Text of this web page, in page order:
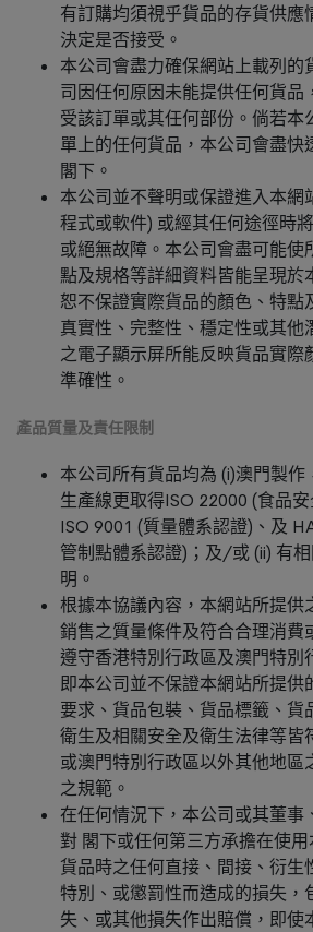
有訂購均須視乎貨品的存貨供應
決定是否接受。
本公司會盡力確保網站上載列的
司因任何原因未能提供任何貨品
受該訂單或其任何部份。倘若本
單上的任何貨品，本公司會盡快
閣下。
本公司並不聲明或保證進入本網
程式或軟件) 或經其任何途徑時
或絕無故障。本公司會盡可能使
點及規格等詳細資料皆能呈現於
恕不保證實際貨品的顏色、特點
真實性、完整性、穩定性或其他
之電子顯示屏所能反映貨品實際
準確性。
產品質量及責任限制
本公司所有貨品均為 (i)澳門製
生產線更取得ISO 22000 (食品
ISO 9001 (質量體系認證)、及
管制點體系認證)；及/或 (ii) 有
明。
根據本協議內容，本網站所提供
銷售之質量條件及符合合理消費
遵守香港特別行政區及澳門特別
即本公司並不保證本網站所提供
要求、貨品包裝、貨品標籤、貨
衛生及相關安全及衛生法律等皆
或澳門特別行政區以外其他地區
之規範。
在任何情況下，本公司或其董事
對 閣下或任何第三方承擔在使
貨品時之任何直接、間接、衍生
特別、或懲罰性而造成的損失，
失、或其他損失作出賠償，即使